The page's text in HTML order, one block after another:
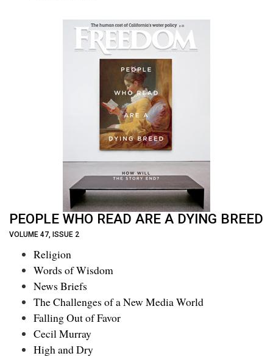
PEOPLE WHO READ ARE A DYING BREED
VOLUME 47, ISSUE 2
Religion
Words of Wisdom
News Briefs
The Challenges of a New Media World
Falling Out of Favor
Cecil Murray
High and Dry